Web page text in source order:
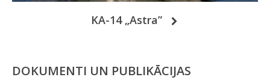
KA-14 „Astra”
DOKUMENTI UN PUBLIKĀCIJAS